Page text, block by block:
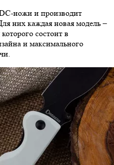
ножи и производит
них каждая новая модель –
состоит в
и максимального